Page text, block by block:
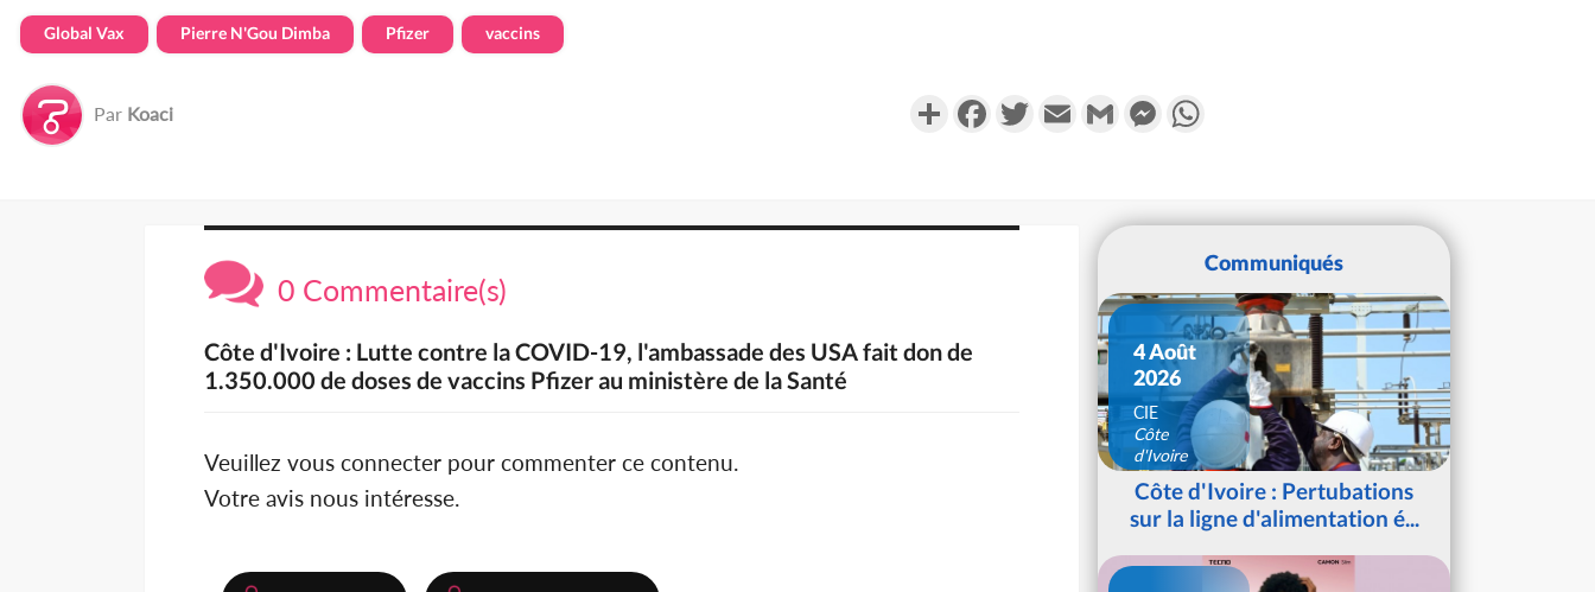
Global Vax Pierre N'Gou Dimba Pfizer vaccins
Par Koaci PartagerFacebookTwitterEmail Gmail Messenger
0 Commentaire(s)
Côte d'Ivoire : Lutte contre la COVID-19, l'ambassade des USA fait don de
1.350.000 de doses de vaccins Pfizer au ministère de la Santé
Veuillez vous connecter pour commenter ce contenu.
Votre avis nous intéresse.
Communiqués
4 Août
2026
CIE
Côte
d'Ivoire
Côte d'Ivoire : Pertubations
sur la ligne d'alimentation é...